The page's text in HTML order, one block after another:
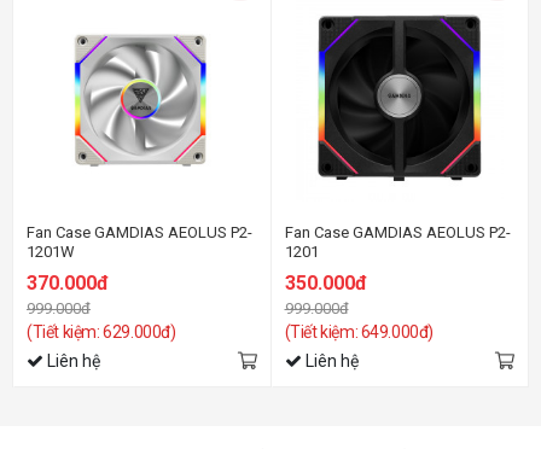
Fan Case GAMDIAS AEOLUS P2-
1201W
370.000đ
999.000đ
(Tiết kiệm: 629.000đ)
Liên hệ
Fan Case GAMDIAS AEOLUS P2-
1201
350.000đ
999.000đ
(Tiết kiệm: 649.000đ)
Liên hệ